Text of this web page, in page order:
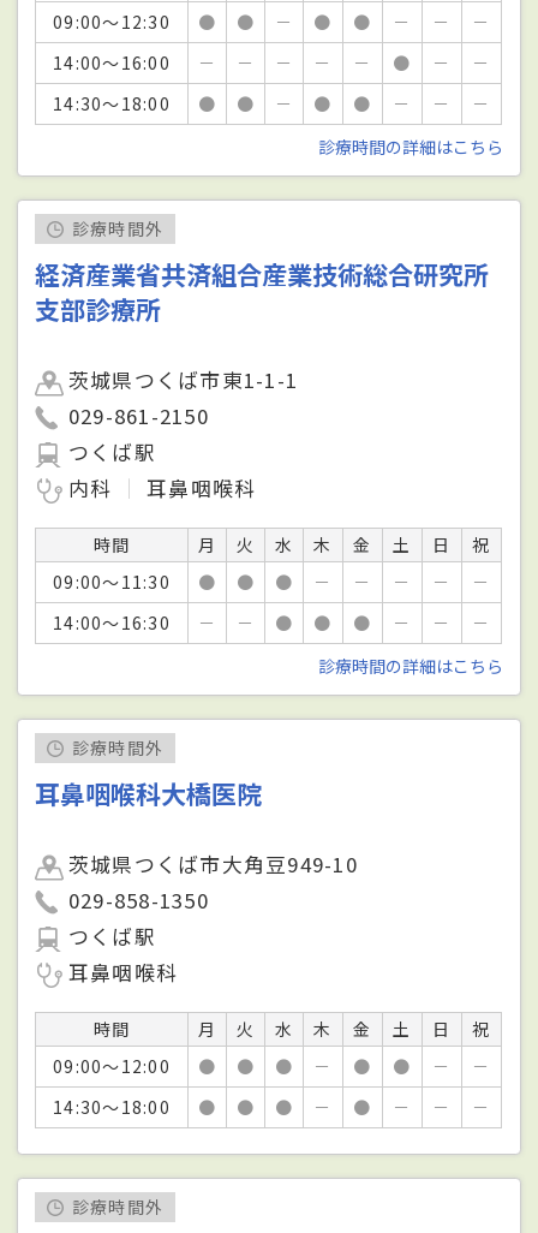
09:00～12:30
● ● － ● ● － －
－
14:00～16:00
－ － － － － ● －
－
14:30～18:00
● ● － ● ● － －
－
診療時間の詳細はこちら
診療時間外
経済産業省共済組合産業技術総合研究所
支部診療所
茨城県つくば市東1-1-1
029-861-2150
つくば駅
内科
耳鼻咽喉科
時間 月 火 水 木 金 土 日
祝
09:00～11:30
● ● ● － － － －
－
14:00～16:30
－ － ● ● ● － －
－
診療時間の詳細はこちら
診療時間外
耳鼻咽喉科大橋医院
茨城県つくば市大角豆949-10
029-858-1350
つくば駅
耳鼻咽喉科
時間 月 火 水 木 金 土 日
祝
09:00～12:00
● ● ● － ● ● －
－
14:30～18:00
● ● ● － ● － － －
診療時間外